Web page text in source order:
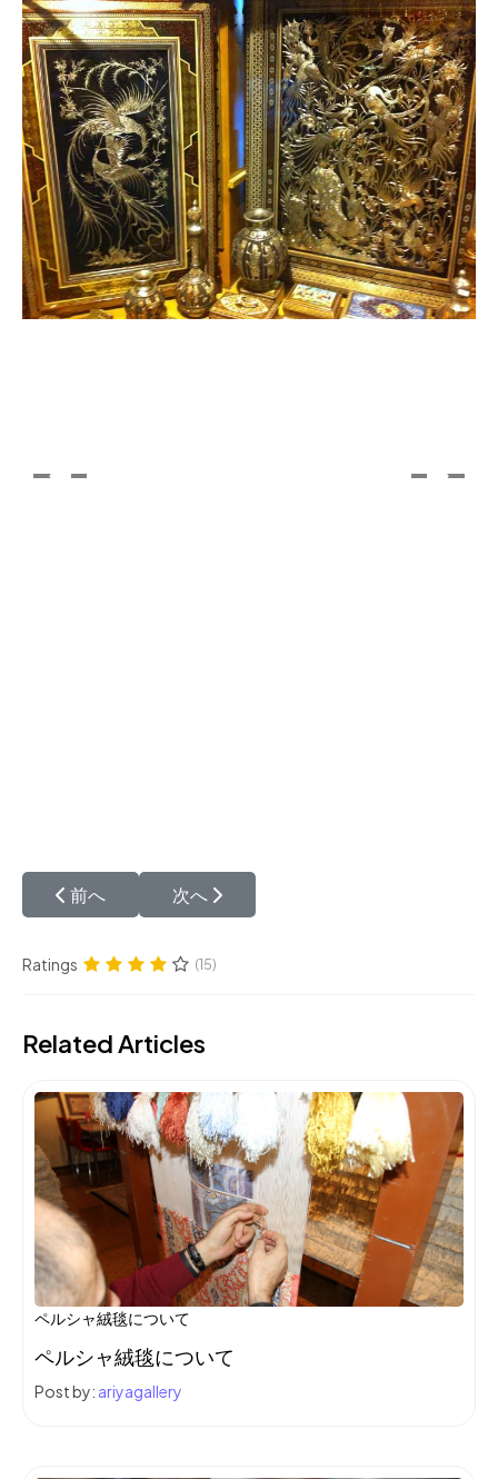
前の記事へ: ペルシャ絨毯の模様
前へ 次の記事へ: ペルシャ絨毯の価格につい
次へ
Ratings (15)
Related Articles
ペルシャ絨毯について
ペルシャ絨毯について
Post by: ariyagallery